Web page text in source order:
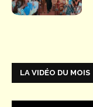
LA VIDÉO DU MOIS